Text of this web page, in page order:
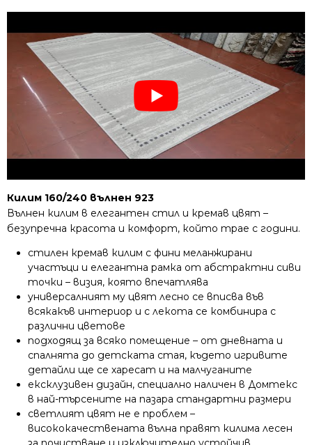
Килим 160/240 вълнен 923
Вълнен килим в елегантен стил и кремав цвят –
безупречна красота и комфорт, който трае с години.
стилен кремав килим с фини меланжирани
участъци и елегантна рамка от абстрактни сиви
точки – визия, която впечатлява
универсалният му цвят лесно се вписва във
всякакъв интериор и с лекота се комбинира с
различни цветове
подходящ за всяко помещение – от дневната и
спалнята до детската стая, където игривите
детайли ще се харесат и на малчуганите
ексклузивен дизайн, специално наличен в Домтекс
в най-търсените на пазара стандартни размери
светлият цвят не е проблем –
висококачествената вълна правят килима лесен